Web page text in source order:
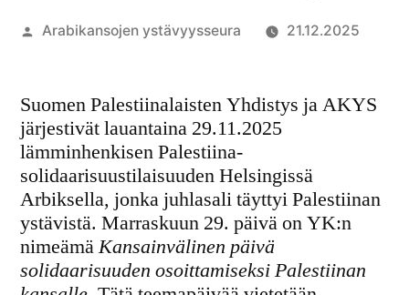
Artikkelin
Arabikansojen ystävyysseura 21.12.2025
Suomen Palestiinalaisten Yhdistys ja AKYS
järjestivät lauantaina 29.11.2025
lämminhenkisen Palestiina-
solidaarisuustilaisuuden Helsingissä
Arbiksella, jonka juhlasali täyttyi Palestiinan
ystävistä. Marraskuun 29. päivä on YK:n
nimeämäKansainvälinen päivä
solidaarisuuden osoittamiseksi Palestiinan